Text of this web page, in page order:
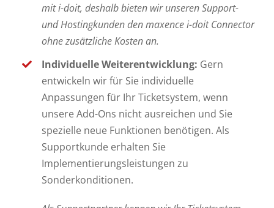
mit i-doit, deshalb bieten wir unseren Support-
und Hostingkunden den maxence i-doit Connector
ohne zusätzliche Kosten an.
Individuelle Weiterentwicklung: Gern
entwickeln wir für Sie individuelle
Anpassungen für Ihr Ticketsystem, wenn
unsere Add-Ons nicht ausreichen und Sie
spezielle neue Funktionen benötigen. Als
Supportkunde erhalten Sie
Implementierungsleistungen zu
Sonderkonditionen.